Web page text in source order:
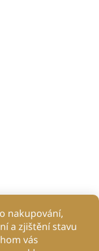
nakupování,
a zjištění stavu
vás